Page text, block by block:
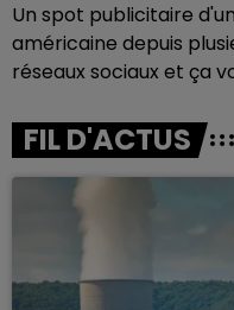
Un spot publicitaire
américaine depuis
réseaux sociaux et ça
FIL D'ACTUS